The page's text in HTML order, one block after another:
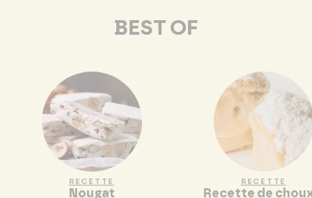
BEST OF
RECETTE
Nougat
RECETTE
Recette de